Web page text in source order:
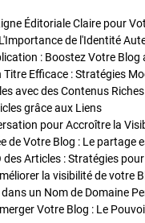
Éditoriale Claire pour
de l'Identité
Titre Efficace : Stratégies
grâce aux Liens
pour Accroître la
de Votre Blog : Le partage